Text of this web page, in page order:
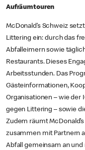
Aufräumtouren
McDonald’s Schweiz
Littering ein: durch das
Abfalleimern sowie
Restaurants. Dieses
Arbeitsstunden. Das
Gästeinformationen,
Organisationen – wie der
gegen Littering – sowie
Zudem räumt
zusammen mit Partnern
Abfall gemeinsam an